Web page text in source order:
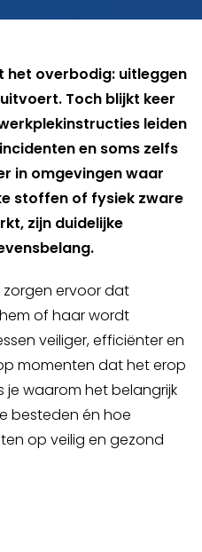
het overbodig: uitleggen
Toch blijkt keer
leiden
en soms zelfs
in omgevingen waar
stoffen of fysiek zware
zijn duidelijke
zorgen ervoor dat
of haar wordt
veiliger, efficiënter en
momenten dat het erop
je waarom het belangrijk
besteden én hoe
op veilig en gezond